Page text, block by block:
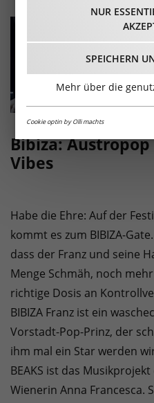
Bibiza:
Vibes
Habe die Ehre: Auf der
kommt es zum BIBIZA-
dass der Franz und seine
Menge Schmäh, noch
richtige Dosis an
BIBIZA Franz ist ein
Vorstadt-Pop-Prinz, der
ihm mal ein Star werden
BEAKS ist das
Wienerin Anna Francesca.
NUR
SPEICHERN
Mehr über die
Cookie optin by Olli machts